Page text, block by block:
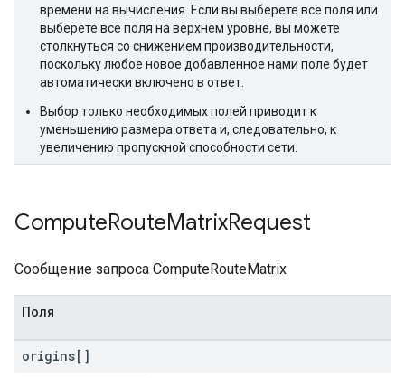
времени на вычисления. Если вы выберете все поля или
выберете все поля на верхнем уровне, вы можете
столкнуться со снижением производительности,
поскольку любое новое добавленное нами поле будет
автоматически включено в ответ.
Выбор только необходимых полей приводит к
уменьшению размера ответа и, следовательно, к
увеличению пропускной способности сети.
ComputeRouteMatrixRequest
Сообщение запроса ComputeRouteMatrix
Поля
origins[]